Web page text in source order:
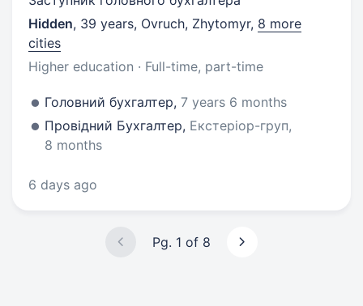
Hidden, 39 years, Ovruch, Zhytomyr, 8 more
cities
Higher education · Full-time, part-time
Головний бухгалтер, 7 years 6 months
Провідний Бухгалтер, Екстеріор-груп,
8 months
6 days ago
Pg. 1 of 8